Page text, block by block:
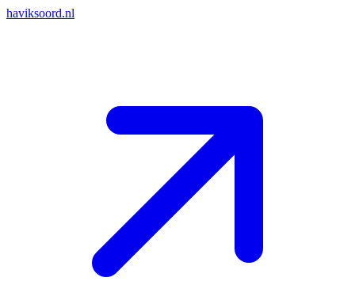
haviksoord.nl